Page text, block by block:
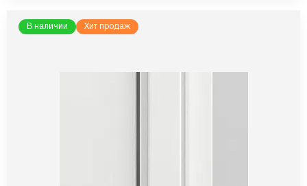
В наличии Хит продаж